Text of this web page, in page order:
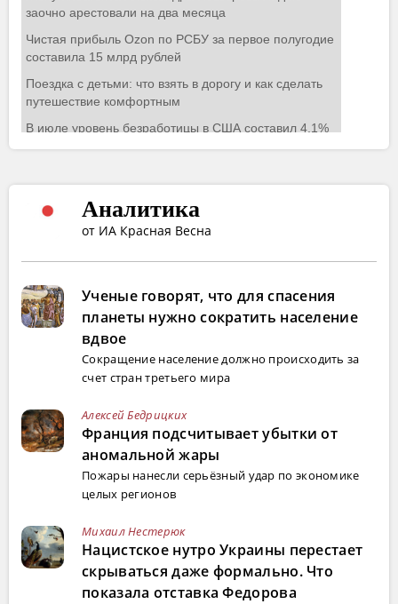
Аналитика
от ИА Красная Весна
Ученые говорят, что для спасения
планеты нужно сократить население
вдвое
Сокращение население должно происходить за
счет стран третьего мира
Алексей Бедрицких
Франция подсчитывает убытки от
аномальной жары
Пожары нанесли серьёзный удар по экономике
целых регионов
Михаил Нестерюк
Нацистское нутро Украины перестает
скрываться даже формально. Что
показала отставка Федорова